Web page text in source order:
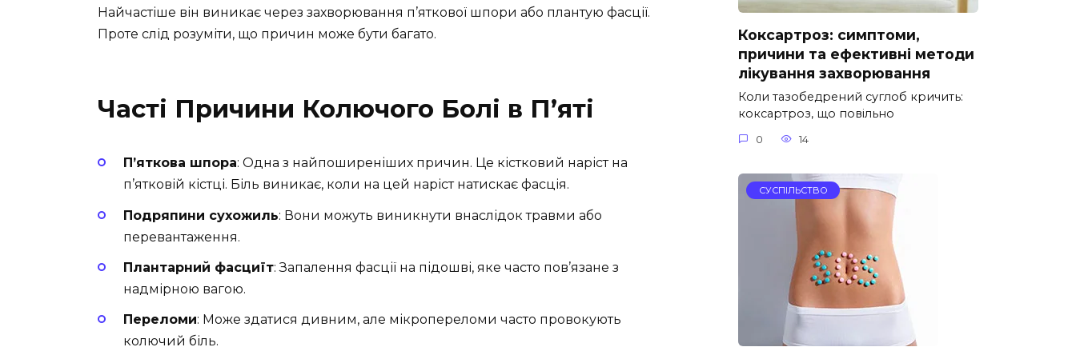
Найчастіше він виникає через захворювання п’яткової шпори або плантую фасції.
Проте слід розуміти, що причин може бути багато.
Часті Причини Колючого Болі в П’яті
П’яткова шпора: Одна з найпоширеніших причин. Це кістковий наріст на
п’ятковій кістці. Біль виникає, коли на цей наріст натискає фасція.
Подряпини сухожиль: Вони можуть виникнути внаслідок травми або
перевантаження.
Плантарний фасциїт: Запалення фасції на підошві, яке часто пов’язане з
надмірною вагою.
Переломи: Може здатися дивним, але мікропереломи часто провокують
колючий біль.
Коксартроз: симптоми,
причини та ефективні методи
лікування захворювання
Коли тазобедрений суглоб кричить:
коксартроз, що повільно
0 14
СУСПІЛЬСТВО